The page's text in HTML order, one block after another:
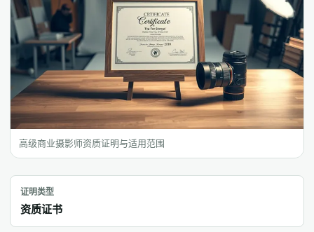
高级商业摄影师资质证明与适用范围
证明类型
资质证书